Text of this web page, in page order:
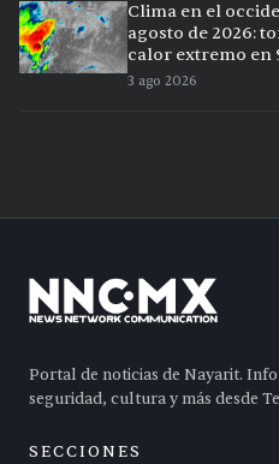
Clima en el
agosto de 2026:
calor extremo en
3 ago 2026
Portal de noticias de Nayarit.
seguridad, cultura y más desde
SECCIONES